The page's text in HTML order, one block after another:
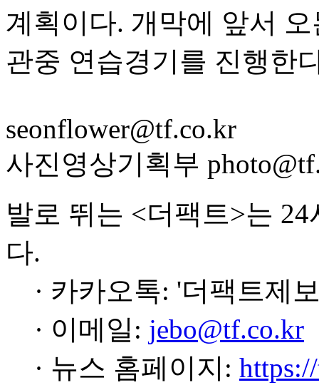
계획이다. 개막에 앞서
관중 연습경기를 진행한
seonflower@tf.co.kr
사진영상기획부
발로 뛰는 <더팩트>는
다.
· 카카오톡: '더팩트제
· 이메일: jebo@tf.co.kr
· 뉴스 홈페이지: